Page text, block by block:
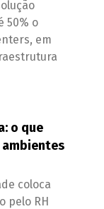
50% o
em
o que
ambientes
coloca
pelo RH